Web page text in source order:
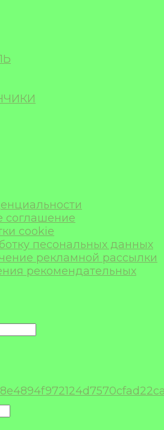
соглашение
cookie
песональных данных
рекламной рассылки
рекомендательных